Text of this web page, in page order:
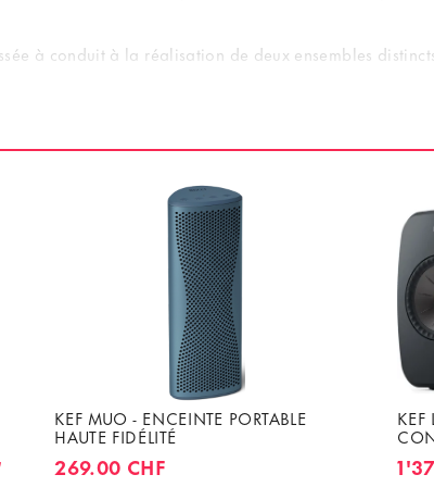
à conduit à la réalisation de deux ensembles
KEF MUO - ENCEINTE PORTABLE
HAUTE FIDÉLITÉ
269.00 CHF
KEF